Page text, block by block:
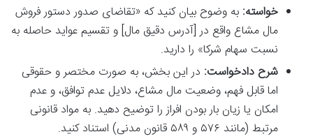
خواسته: به وضوح بیان کنید که «تقاضای صدور دستور فروش
مال مشاع واقع در [آدرس دقیق مال] و تقسیم عواید حاصله به
نسبت سهام شرکا» را دارید.
شرح دادخواست: در این بخش، به صورت مختصر و حقوقی
اما قابل فهم، وضعیت مال مشاع، دلایل عدم توافق، و عدم
امکان یا زیان بار بودن افراز را توضیح دهید. به مواد قانونی
مرتبط (مانند ۵۷۶ و ۵۸۹ قانون مدنی) استناد کنید.